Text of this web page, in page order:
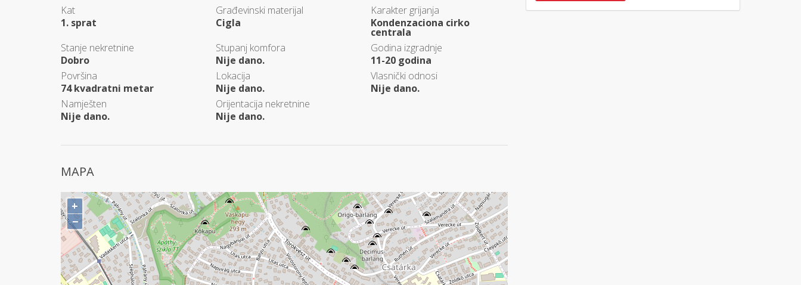
Kat
1. sprat
Građevinski materijal
Cigla
Karakter grijanja
Kondenzaciona cirko
centrala
Stanje nekretnine
Dobro
Stupanj komfora
Nije dano.
Godina izgradnje
11-20 godina
Površina
74 kvadratni metar
Lokacija
Nije dano.
Vlasnički odnosi
Nije dano.
Namješten
Nije dano.
Orijentacija nekretnine
Nije dano.
MAPA
+
−